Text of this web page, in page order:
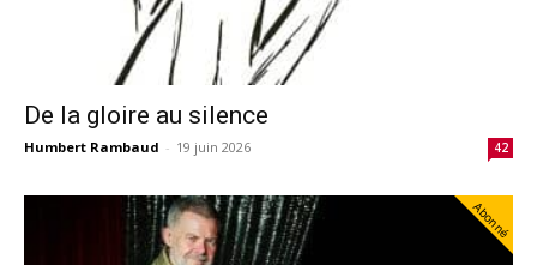
De la gloire au silence
Humbert Rambaud - 19 juin 2026 42
Abonné